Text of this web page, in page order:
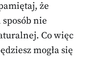
że
nie
Co więc
mogła się